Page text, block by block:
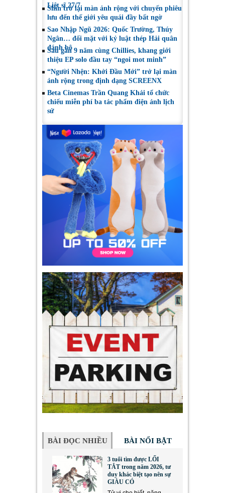
Liệt sĩ 27/7
Shin trở lại màn ảnh rộng với chuyến phiêu
lưu đến thế giới yêu quái đầy bất ngờ
Sao Nhập Ngũ 2026: Quốc Trường, Thúy
Ngân… đối mặt với kỷ luật thép Hải quân
đánh bộ
Sau gần 9 năm cùng Chillies, khang giới
thiệu EP solo đầu tay “ngoi mot minh”
“Người Nhện: Khởi Đầu Mới” trở lại màn
ảnh rộng trong định dạng SCREENX
Beta Cinemas Trần Quang Khải tổ chức
chiếu miễn phí ba tác phẩm điện ảnh lịch
sử
BÀI ĐỌC NHIỀU BÀI NỔI BẬT
3 tuổi tìm được LỐI
TẮT trong năm 2026, tư
duy khác biệt tạo nên sự
GIÀU CÓ